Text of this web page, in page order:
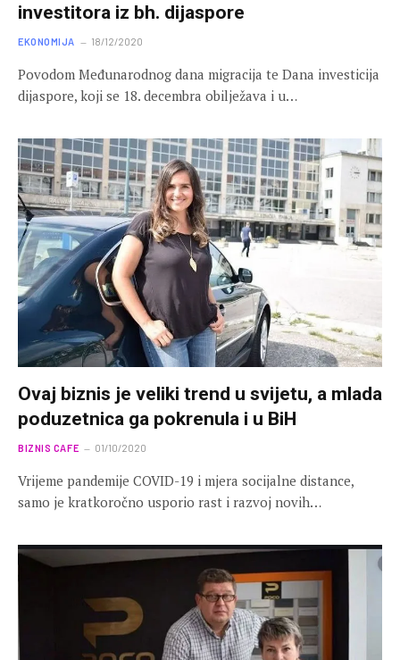
investitora iz bh. dijaspore
EKONOMIJA 18/12/2020
Povodom Međunarodnog dana migracija te Dana investicija
dijaspore, koji se 18. decembra obilježava i u…
Ovaj biznis je veliki trend u svijetu, a mlada
poduzetnica ga pokrenula i u BiH
BIZNIS CAFE 01/10/2020
Vrijeme pandemije COVID-19 i mjera socijalne distance,
samo je kratkoročno usporio rast i razvoj novih…